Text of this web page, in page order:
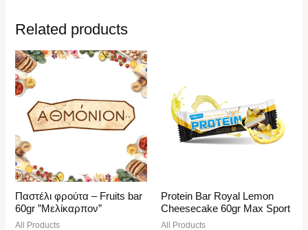
Related products
Παστέλι φρούτα – Fruits bar
60gr ”Μελίκαρπον”
All Products
Protein Bar Royal Lemon
Cheesecake 60gr Max Sport
All Products